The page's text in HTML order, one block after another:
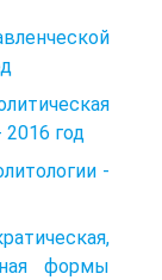
2016 год
-
формы